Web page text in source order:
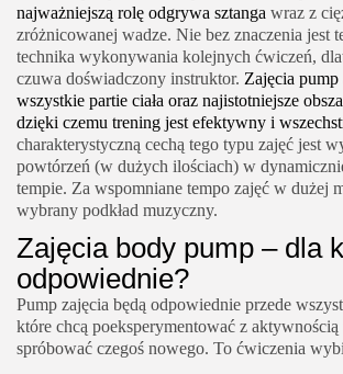
najważniejszą rolę odgrywa sztanga wraz z
zróżnicowanej wadze. Nie bez znaczenia jest
technika wykonywania kolejnych ćwiczeń,
czuwa doświadczony instruktor. Zajęcia pump
wszystkie partie ciała oraz najistotniejsze
dzięki czemu trening jest efektywny i
charakterystyczną cechą tego typu zajęć jest
powtórzeń (w dużych ilościach) w
tempie. Za wspomniane tempo zajęć w dużej
wybrany podkład muzyczny.
Zajęcia body pump – dla
odpowiednie?
Pump zajęcia będą odpowiednie przede
które chcą poeksperymentować z
spróbować czegoś nowego. To ćwiczenia